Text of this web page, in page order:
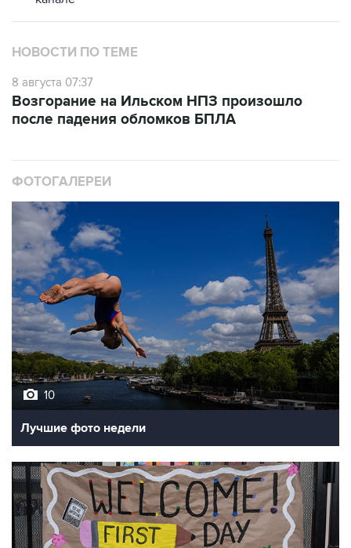
НОВОСТИ ПО ТЕМЕ
8 августа 07:37
Возгорание на Ильском НПЗ произошло
после падения обломков БПЛА
ФОТОГАЛЕРЕИ
10
Лучшие фото недели